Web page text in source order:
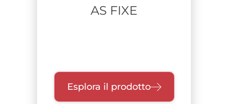
AS FIXE
Esplora il prodotto